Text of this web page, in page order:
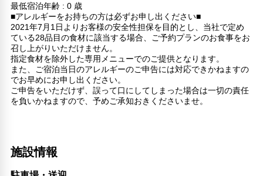
最低宿泊年齢 : 0 歳
■アレルギーをお持ちの方は必ずお申し出ください■
2021年7月1日よりお客様の安全性担保を目的とし、当社で定め
ている28品目の食材に該当する場合、ご予約プランのお食事をお
召し上がりいただけません。
指定食材を除外した専用メニューでのご提供となります。
また、ご宿泊当日のアレルギーのご申告には対応できかねますの
でお早めにお申し出ください。
ご申告をいただけず、誤って口にしてしまった場合は一切の責任
を負いかねますので、予めご承知おきくださいませ。
施設情報